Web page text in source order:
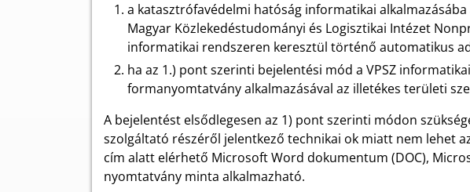
a katasztrófavédelmi hatóság informatikai
Magyar Közlekedéstudományi és Logisztikai Intézet
informatikai rendszeren keresztül történő automatikus
ha az 1.) pont szerinti bejelentési mód a VPSZ
formanyomtatvány alkalmazásával az illetékes területi
A bejelentést elsődlegesen az 1) pont szerinti módon
szolgáltató részéről jelentkező technikai ok miatt nem lehet
cím alatt elérhető Microsoft Word dokumentum (DOC),
nyomtatvány minta alkalmazható.